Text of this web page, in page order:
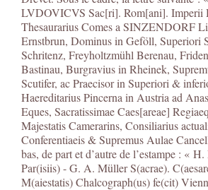
LVDOVICVS Sac[ri]. Rom[ani]. Imperii
Thesaurarius Comes a SINZENDORF
Ernstbrun, Dominus in Geföll, Superiori
Schritenz, Freyholtzmühl Berenau,
Bastinau, Burgravius in Rheinek,
Scutifer, ac Praecisor in Superiori &
Haereditarius Pincerna in Austria ad
Eques, Sacratissimae Caes[areae]
Majestatis Camerarins, Consiliarius
Conferentiaeis & Supremus Aulae
bas, de part et d’autre de l’estampe : «
Par(isiis) - G. A. Müller S(acrae).
M(aiestatis) Chalcograph(us) fe(cit)